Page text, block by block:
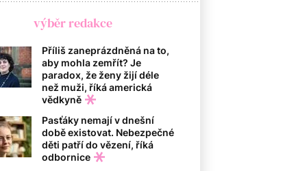
výběr redakce
Příliš zaneprázdněná na to,
aby mohla zemřít? Je
paradox, že ženy žijí déle
než muži, říká americká
vědkyně
Pasťáky nemají v dnešní
době existovat. Nebezpečné
děti patří do vězení, říká
odbornice